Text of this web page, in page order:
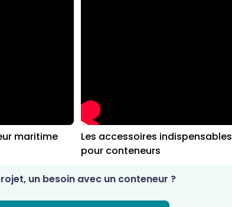
maritime
Les accessoires indispensables
pour conteneurs
un besoin avec un conteneur ?